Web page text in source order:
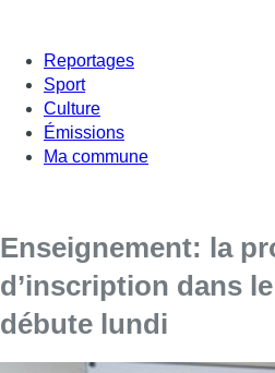
Reportages
Sport
Culture
Émissions
Ma commune
Enseignement: la
d’inscription dans
débute lundi